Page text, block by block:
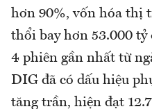
hơn 90%, vốn hóa thị
thổi bay hơn 53.000
4 phiên gần nhất từ
DIG đã có dấu hiệu
tăng trần, hiện đạt